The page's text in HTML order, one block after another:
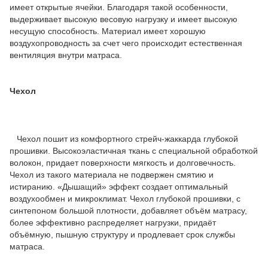
имеет открытые ячейки. Благодаря такой особенности,
выдерживает высокую весовую нагрузку и имеет высокую
несущую способность. Материал имеет хорошую
воздухопроводность за счет чего происходит естественная
вентиляция внутри матраса.
Чехол
Чехол пошит из комфортного стрейч-жаккарда глубокой
прошивки. Высокоэластичная ткань с специальной обработкой
волокон, придает поверхности мягкость и долговечность.
Чехол из такого материала не подвержен смятию и
истиранию. «Дышащий» эффект создает оптимальный
воздухообмен и микроклимат. Чехол глубокой прошивки, с
синтепоном большой плотности, добавляет объём матрасу,
более эффективно распределяет нагрузки, придаёт
объёмную, пышную структуру и продлевает срок службы
матраса.